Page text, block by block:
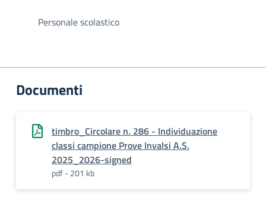
Personale scolastico
Documenti
timbro_Circolare n. 286 - Individuazione
classi campione Prove Invalsi A.S.
2025_2026-signed
pdf - 201 kb